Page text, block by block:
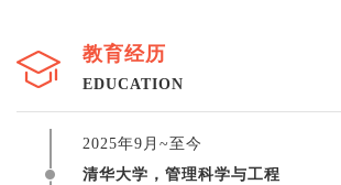
教育经历
EDUCATION
2025年9 月 ~ 至今
清华大学，管理科学与工程